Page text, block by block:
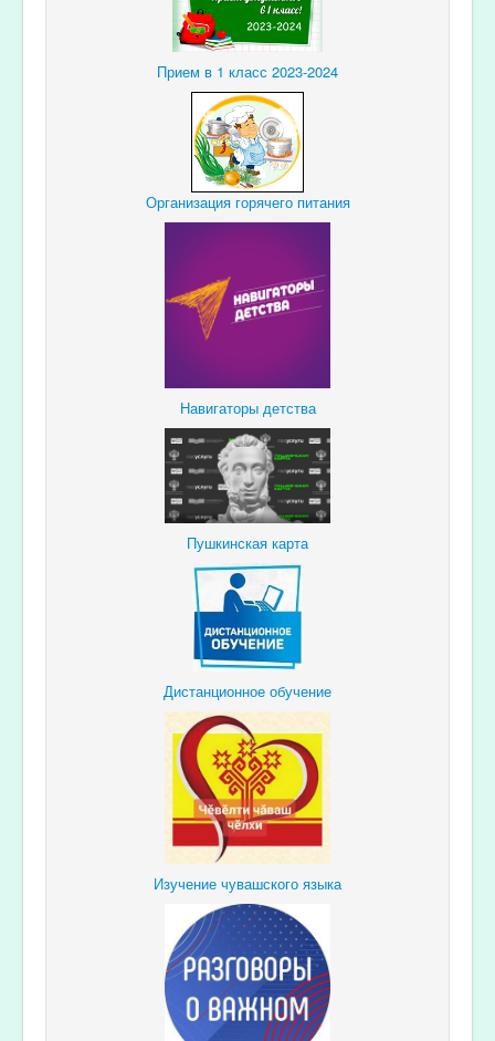
Прием в 1 класс 2023-2024
Организация горячего питания
Навигаторы детства
Пушкинская карта
Дистанционное обучение
Изучение чувашского языка